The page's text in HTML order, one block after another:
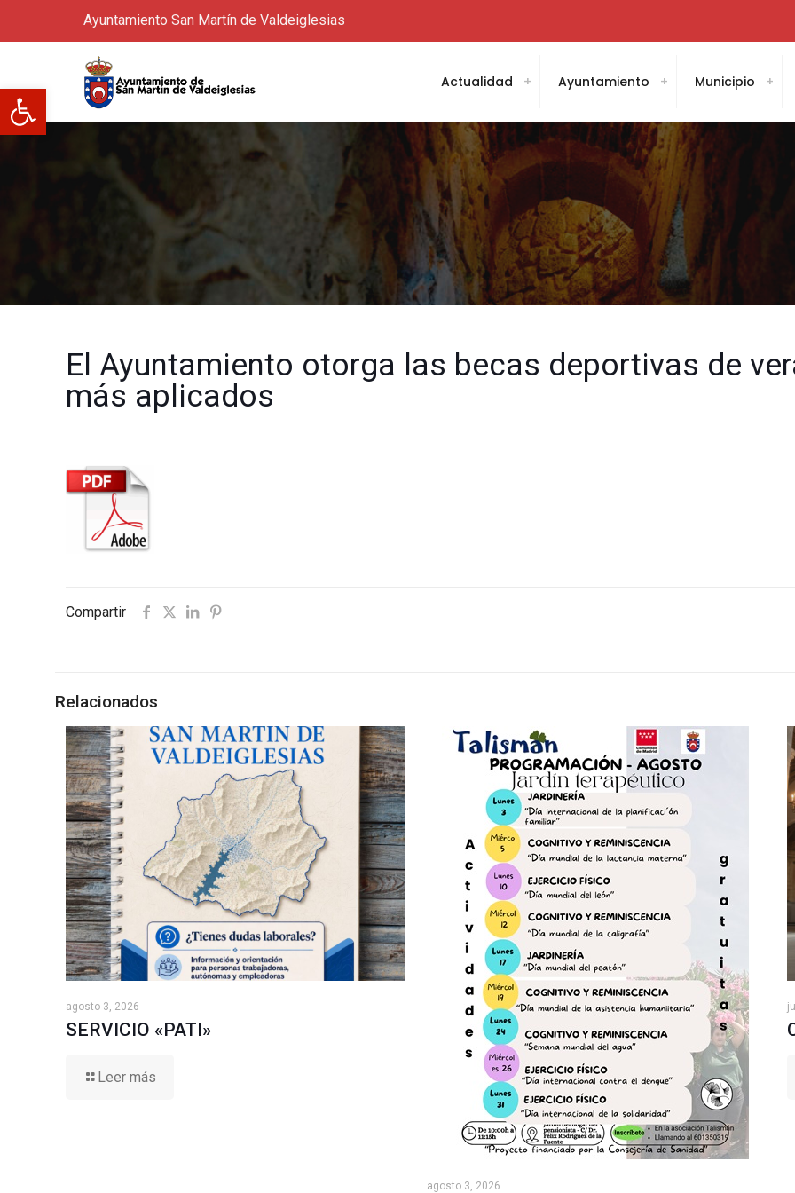
Abrir barra de herramientas
Ayuntamiento San Martín de Valdeiglesias
Actualidad Ayuntamiento Municipio
El Ayuntamiento otorga las becas deportivas de
más aplicados
Compartir
Relacionados
agosto 3, 2026
SERVICIO «PATI»
Leer más
agosto 3, 2026